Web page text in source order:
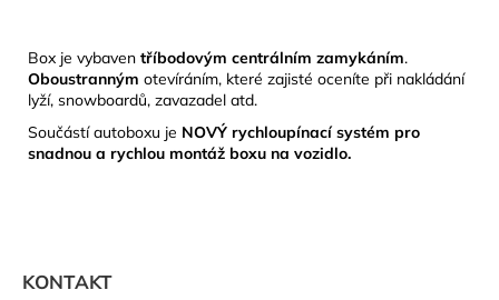
Box je vybaven tříbodovým centrálním zamykáním.
Oboustranným otevíráním, které zajisté oceníte při nakládání
lyží, snowboardů, zavazadel atd.
Součástí autoboxu je NOVÝ rychloupínací systém pro
snadnou a rychlou montáž boxu na vozidlo.
KONTAKT